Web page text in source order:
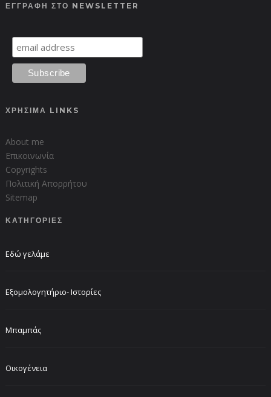
ΕΓΓΡΑΦΗ ΣΤΟ NEWSLETTER
ΧΡΗΣΙΜΑ LINKS
About me
Επικοινωνία
Copyrights
Πολιτική Απορρήτου
Sitemap
ΚΑΤΗΓΟΡΙΕΣ
Εδώ γελάμε
Εξομολογητήριο- Ιστορίες
Μπαμπάς
Οικογένεια